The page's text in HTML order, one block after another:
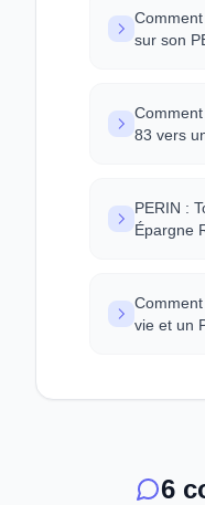
sur son
83 vers
PERIN :
Épargne
vie et un
6